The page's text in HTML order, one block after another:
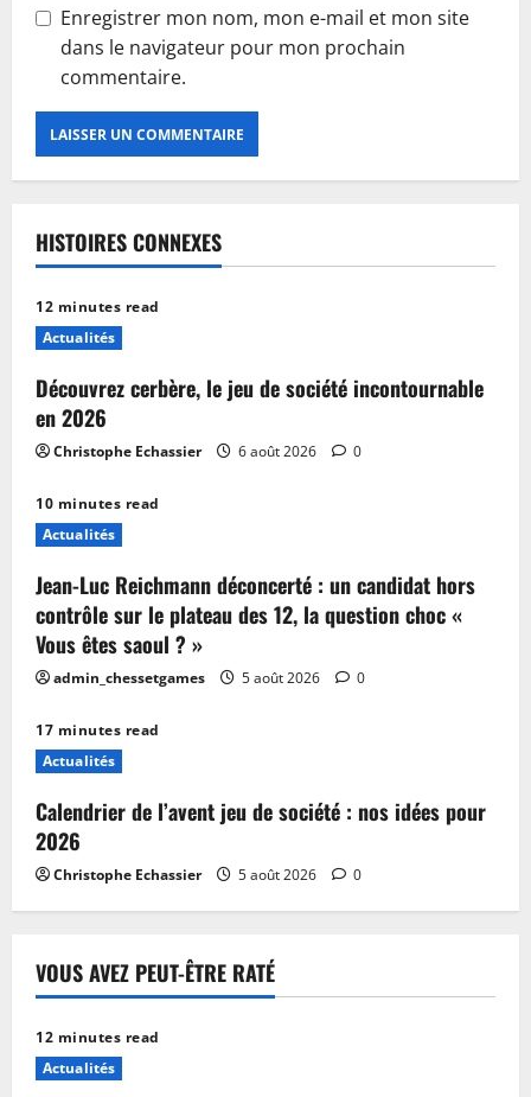
Enregistrer mon nom, mon e-mail et mon site
dans le navigateur pour mon prochain
commentaire.
HISTOIRES CONNEXES
12 minutes read
Actualités
Découvrez cerbère, le jeu de société incontournable
en 2026
Christophe Echassier 6 août 2026 0
10 minutes read
Actualités
Jean-Luc Reichmann déconcerté : un candidat hors
contrôle sur le plateau des 12, la question choc «
Vous êtes saoul ? »
admin_chessetgames 5 août 2026 0
17 minutes read
Actualités
Calendrier de l’avent jeu de société : nos idées pour
2026
Christophe Echassier 5 août 2026 0
VOUS AVEZ PEUT-ÊTRE RATÉ
12 minutes read
Actualités